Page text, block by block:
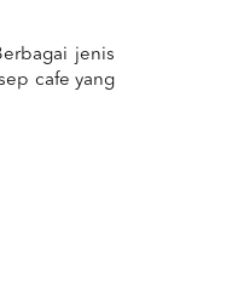
jenis
cafe yang